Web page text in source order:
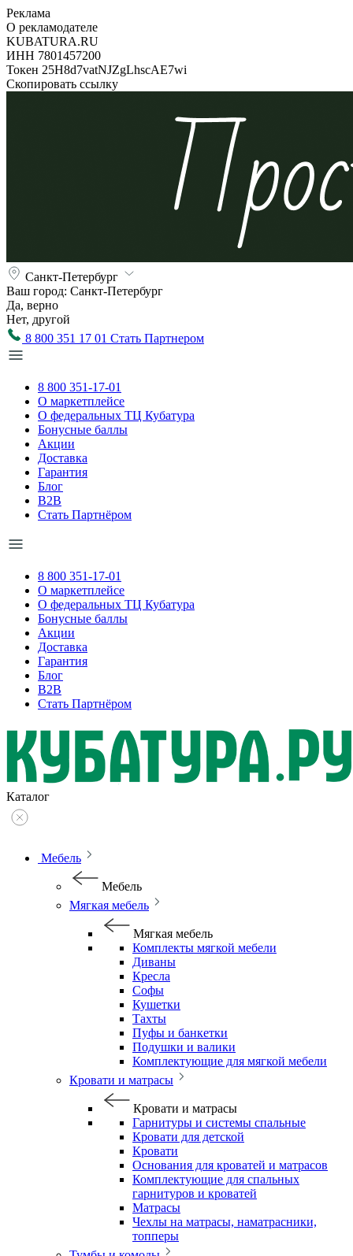
Реклама
О рекламодателе
KUBATURA.RU
ИНН 7801457200
Токен 25H8d7vatNJZgLhscAE7wi
Скопировать ссылку
Санкт-Петербург
Ваш город: Санкт-Петербург
Да, верно
Нет, другой
8 800 351 17 01 Стать Партнером
8 800 351-17-01
О маркетплейсе
О федеральных ТЦ Кубатура
Бонусные баллы
Акции
Доставка
Гарантия
Блог
B2B
Стать Партнёром
8 800 351-17-01
О маркетплейсе
О федеральных ТЦ Кубатура
Бонусные баллы
Акции
Доставка
Гарантия
Блог
B2B
Стать Партнёром
Каталог
Мебель
Мебель
Мягкая мебель
Мягкая мебель
Комплекты мягкой мебели
Диваны
Кресла
Софы
Кушетки
Тахты
Пуфы и банкетки
Подушки и валики
Комплектующие для мягкой мебели
Кровати и матрасы
Кровати и матрасы
Гарнитуры и системы спальные
Кровати для детской
Кровати
Основания для кроватей и матрасов
Комплектующие для спальных
гарнитуров и кроватей
Матрасы
Чехлы на матрасы, наматрасники,
топперы